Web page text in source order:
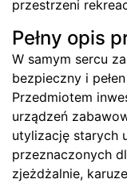
przestrzeni
Pełny opis
W samym sercu
bezpieczny i
Przedmiotem
urządzeń
utylizację starych
przeznaczonych
zjeżdżalnie,